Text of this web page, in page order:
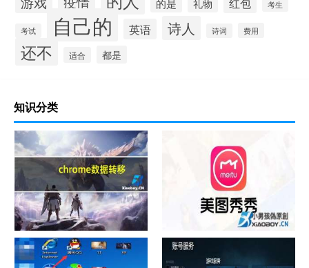
的是 礼物 红包 考生
考试 自己的 英语 诗人 诗词 费用
还不 适合 都是
知识分类
chrome数据转移 怎样给照片换背景